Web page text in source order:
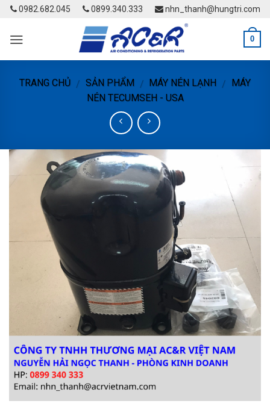
Skip
content
0982.682.045 0899.340.333 nhn_thanh@hungtri.com
0
TRANG CHỦ / SẢN PHẨM / MÁY NÉN LẠNH / MÁY
NÉN TECUMSEH - USA